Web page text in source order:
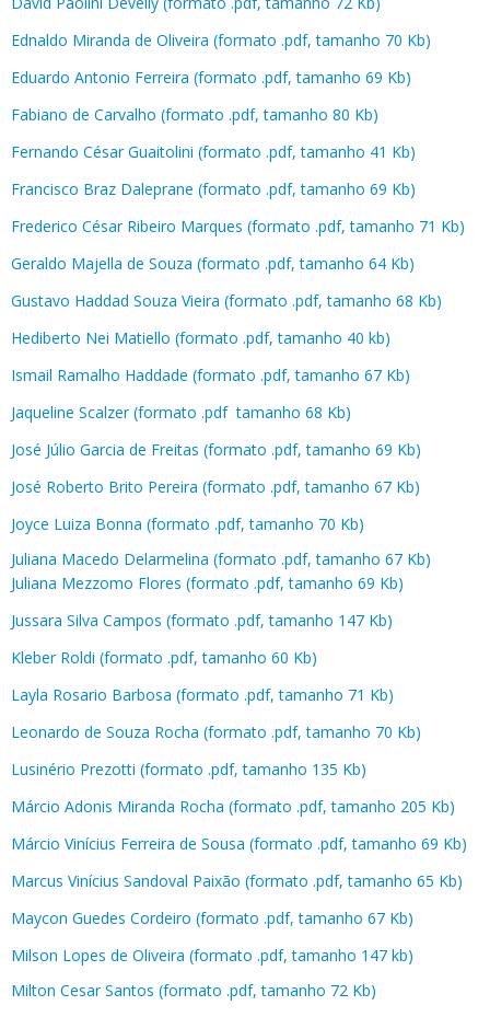
Ednaldo Miranda de Oliveira (formato .pdf, tamanho 70 Kb)
Eduardo Antonio Ferreira (formato .pdf, tamanho 69 Kb)
Fabiano de Carvalho (formato .pdf, tamanho 80 Kb)
Fernando César Guaitolini (formato .pdf, tamanho 41 Kb)​
Francisco Braz Daleprane (formato .pdf, tamanho 69 Kb)
Frederico César Ribeiro Marques (formato .pdf, tamanho 71 Kb)
Geraldo Majella de Souza (formato .pdf, tamanho 64 Kb)
Gustavo Haddad Souza Vieira (formato .pdf, tamanho 68 Kb)
Hediberto Nei Matiello (formato .pdf, tamanho 40 kb)
Ismail Ramalho Haddade (formato .pdf, tamanho 67 Kb)
Jaqueline Scalzer (formato .pdf tamanho 68 Kb)
José Júlio Garcia de Freitas (formato .pdf, tamanho 69 Kb)
José Roberto Brito Pereira (formato .pdf, tamanho 67 Kb)
Joyce Luiza Bonna (formato .pdf, tamanho 70 Kb)
Juliana Macedo Delarmelina (formato .pdf, tamanho 67 Kb)​
Juliana Mezzomo Flores (formato .pdf, tamanho 69 Kb)
Jussara Silva Campos (formato .pdf, tamanho 147 Kb)
Kleber Roldi (formato .pdf, tamanho 60 Kb)
Layla Rosario Barbosa (formato .pdf, tamanho 71 Kb)
Leonardo de Souza Rocha (formato .pdf, tamanho 70 Kb)
Lusinério Prezotti (formato .pdf, tamanho 135 Kb)
Márcio Adonis Miranda Rocha (formato .pdf, tamanho 205 Kb)
Márcio Vinícius Ferreira de Sousa (formato .pdf, tamanho 69 Kb)
Marcus Vinícius Sandoval Paixão (formato .pdf, tamanho 65 Kb)
Maycon Guedes Cordeiro (formato .pdf, tamanho 67 Kb)
Milson Lopes de Oliveira (formato .pdf, tamanho 147 kb)
Milton Cesar Santos (formato .pdf, tamanho 72 Kb)​